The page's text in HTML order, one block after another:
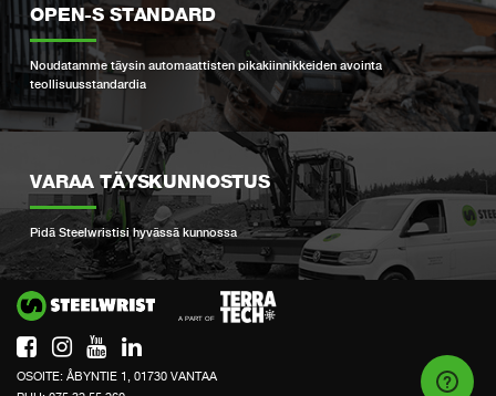
OPEN-S STANDARD
Noudatamme täysin automaattisten pikakiinnikkeiden avointa
teollisuusstandardia
VARAA TÄYSKUNNOSTUS
Pidä Steelwristisi hyvässä kunnossa
OSOITE: ÅBYNTIE 1, 01730 VANTAA